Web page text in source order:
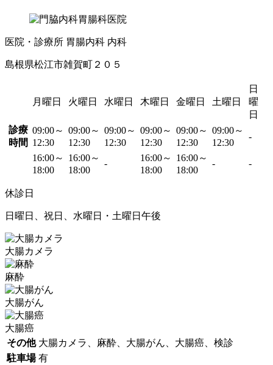
医院・診療所 胃腸内科 内科
島根県松江市雑賀町２０５
月曜日 火曜日 水曜日 木曜日 金曜日 土曜日
日
曜
日
診療
時間
09:00～
12:30
09:00～
12:30
09:00～
12:30
09:00～
12:30
09:00～
12:30
09:00～
12:30
-
16:00～
18:00
16:00～
18:00
-
16:00～
18:00
16:00～
18:00
- -
休診日
日曜日、祝日、水曜日・土曜日午後
大腸カメラ
麻酔
大腸がん
大腸癌
その他 大腸カメラ、麻酔、大腸がん、大腸癌、検診
駐車場 有